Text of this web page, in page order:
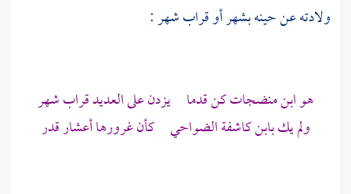
ولادته عن حينه بشهر أو قراب شهر :
هو ابن منضجات كن قدما يزدن على العديد قراب شهر
ولم يك بابن كاشفة الضواحي كأن غرورها أعشار قدر